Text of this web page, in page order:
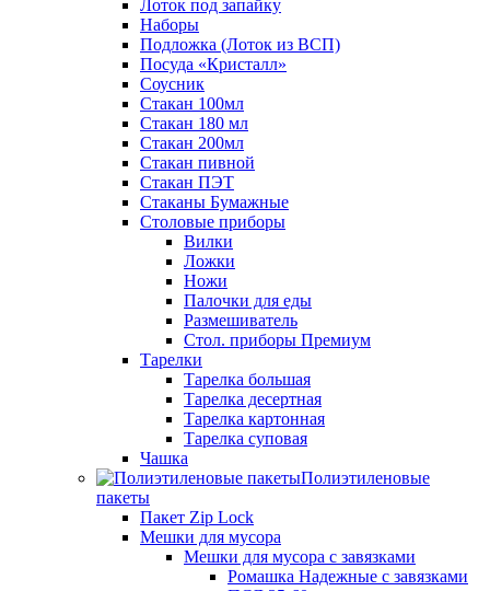
Лоток под запайку
Наборы
Подложка (Лоток из ВСП)
Посуда «Кристалл»
Соусник
Стакан 100мл
Стакан 180 мл
Стакан 200мл
Стакан пивной
Стакан ПЭТ
Стаканы Бумажные
Столовые приборы
Вилки
Ложки
Ножи
Палочки для еды
Размешиватель
Стол. приборы Премиум
Тарелки
Тарелка большая
Тарелка десертная
Тарелка картонная
Тарелка суповая
Чашка
Полиэтиленовые
пакеты
Пакет Zip Lock
Мешки для мусора
Мешки для мусора с завязками
Ромашка Надежные с завязками